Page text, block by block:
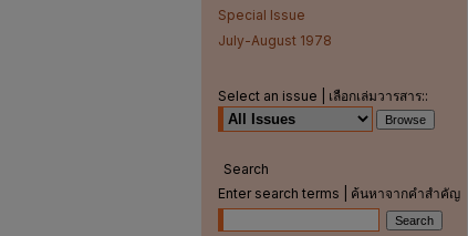
Special Issue
July-August 1978
Select an issue | เลือกเล่มวารสาร::
Search
Enter search terms | ค้นหาจากคำสำคัญ